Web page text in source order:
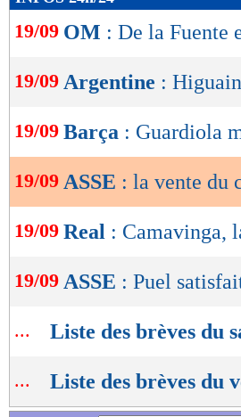
de
lecture
OK
19/09 OM : De la Fuente
19/09 Argentine :
19/09 Barça : Guardiola
19/09 ASSE : la vente du
19/09 Real : Camavinga,
19/09 ASSE : Puel
... Liste des brèves du
... Liste des brèves du